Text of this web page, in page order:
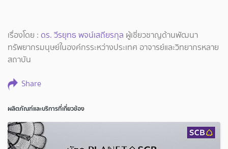
เรื่องโดย : ดร. วีรยุทธ พจน์เสถียรกุล ผู้เชี่ยวชาญด้านพัฒนา
ทรัพยากรมนุษย์ในองค์กรระหว่างประเทศ อาจารย์และวิทยากรหลาย
สถาบัน
Share
ผลิตภัณฑ์และบริการที่เกี่ยวข้อง